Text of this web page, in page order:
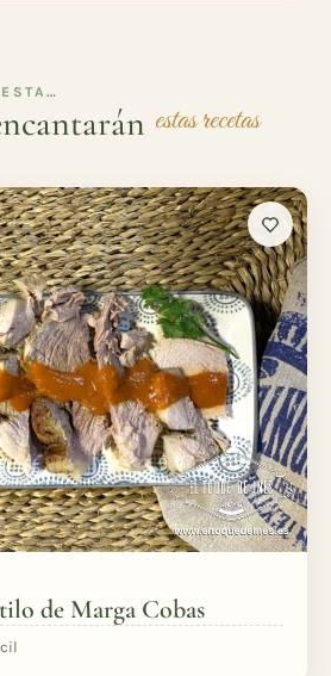
estas recetas
de Marga Cobas